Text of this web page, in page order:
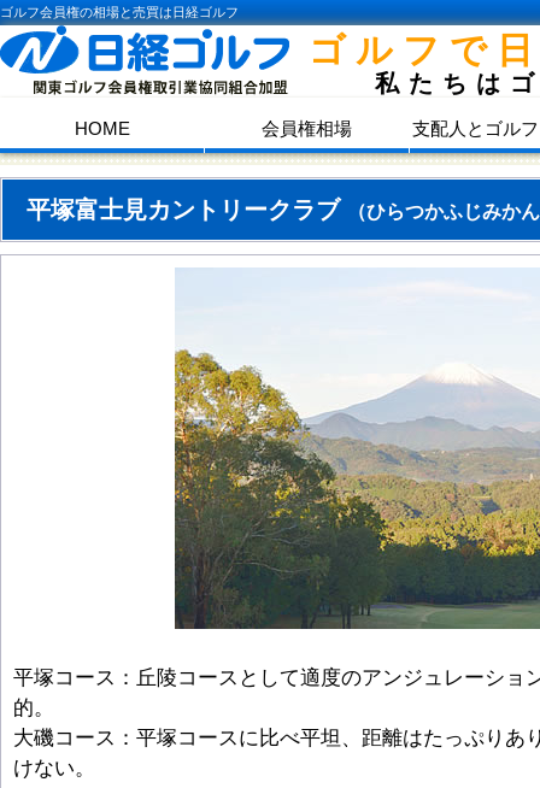
ゴルフ会員権の相場と売買は日経ゴルフ
ゴルフで
私たちは
HOME 会員権相場 支配人とゴル
平塚富士見カントリークラブ （ひらつかふじみか
平塚コース：丘陵コースとして適度のアンジュレーショ
的。
大磯コース：平塚コースに比べ平坦、距離はたっぷりあ
けない。